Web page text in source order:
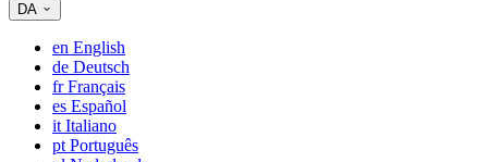
DA
en English
de Deutsch
frFrançais
es Español
it Italiano
pt Português